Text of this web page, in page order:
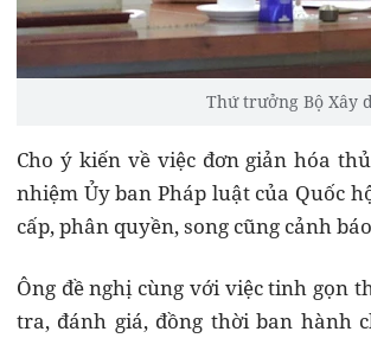
Thứ trưởng Bộ Xây
Cho ý kiến về việc đơn giản hóa
nhiệm Ủy ban Pháp luật của Quốc
cấp, phân quyền, song cũng cảnh
Ông đề nghị cùng với việc tinh gọn
tra, đánh giá, đồng thời ban hành